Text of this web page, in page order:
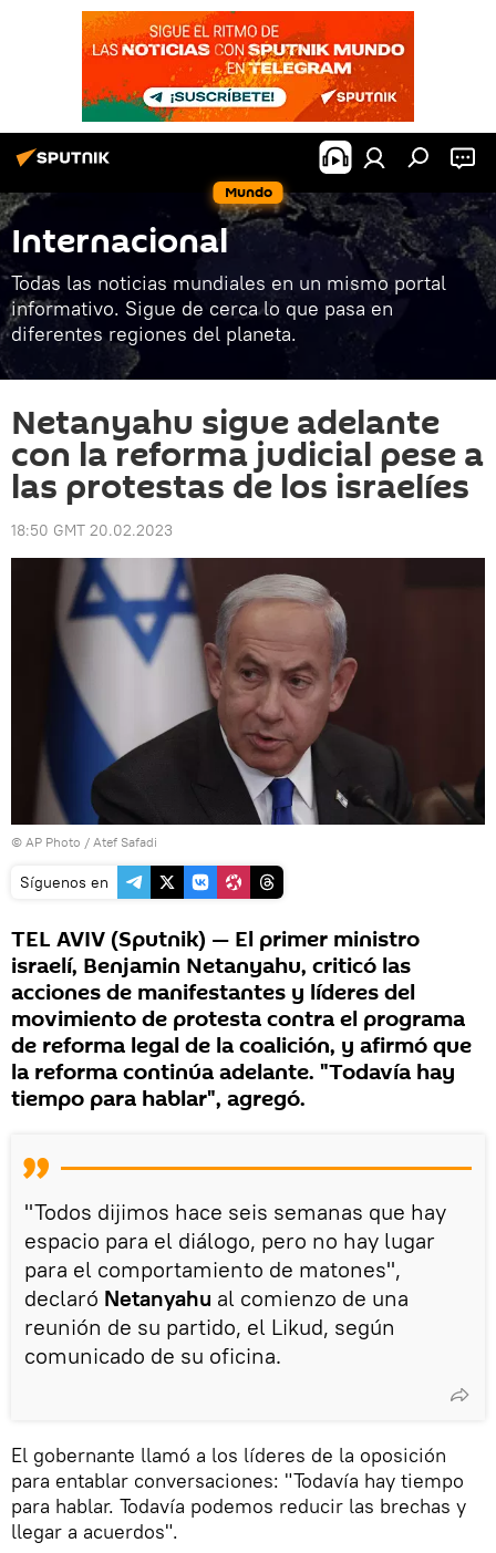
Mundo
Internacional
Todas las noticias mundiales en un mismo portal
informativo. Sigue de cerca lo que pasa en
diferentes regiones del planeta.
Netanyahu sigue adelante
con la reforma judicial pese a
las protestas de los israelíes
18:50 GMT 20.02.2023
© AP Photo / Atef Safadi
Síguenos en
TEL AVIV (Sputnik) — El primer ministro
israelí, Benjamin Netanyahu, criticó las
acciones de manifestantes y líderes del
movimiento de protesta contra el programa
de reforma legal de la coalición, y afirmó que
la reforma continúa adelante. "Todavía hay
tiempo para hablar", agregó.
"Todos dijimos hace seis semanas que hay
espacio para el diálogo, pero no hay lugar
para el comportamiento de matones",
declaró Netanyahu al comienzo de una
reunión de su partido, el Likud, según
comunicado de su oficina.
El gobernante llamó a los líderes de la oposición
para entablar conversaciones: "Todavía hay tiempo
para hablar. Todavía podemos reducir las brechas y
llegar a acuerdos".